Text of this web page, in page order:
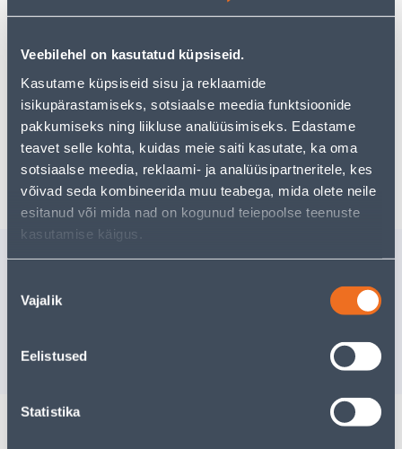
Veebilehel on kasutatud küpsiseid.
Kasutame küpsiseid sisu ja reklaamide
isikupärastamiseks, sotsiaalse meedia funktsioonide
pakkumiseks ning liikluse analüüsimiseks. Edastame
teavet selle kohta, kuidas meie saiti kasutate, ka oma
sotsiaalse meedia, reklaami- ja analüüsipartneritele, kes
võivad seda kombineerida muu teabega, mida olete neile
esitanud või mida nad on kogunud teiepoolse teenuste
kasutamise käigus.
valik
Vajalik
Eelistused
Statistika
Предполагаемая доставка 3,69 € от 2-5 tööpäeva
Посылочный автомат от 2,29 € с 2-5 tööpäeva
Забрать в магазине, с 11.08.2026
Похожие продукты
Скидка
5.59 €
.35 €